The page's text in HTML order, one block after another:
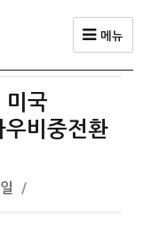
메뉴
미국
비중전환